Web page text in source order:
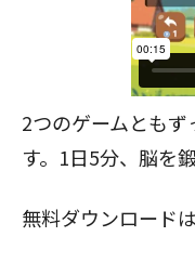
2つのゲームとも
す。1日5分、脳を
無料ダウンロード